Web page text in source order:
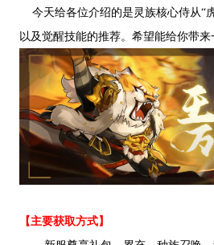
今天给各位介绍的是灵族核心侍从“
以及觉醒技能的推荐。希望能给你带来
【主要获取方式】